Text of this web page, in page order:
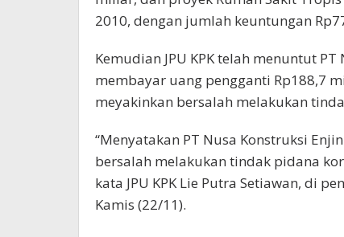
2010, dengan jumlah keuntungan
Kemudian JPU KPK telah menuntut
membayar uang pengganti Rp188,7
meyakinkan bersalah melakukan
“Menyatakan PT Nusa Konstruksi
bersalah melakukan tindak pidana
kata JPU KPK Lie Putra Setiawan, di
Kamis (22/11).